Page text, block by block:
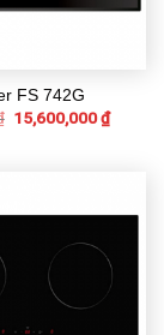
FS 742G
15,600,000₫